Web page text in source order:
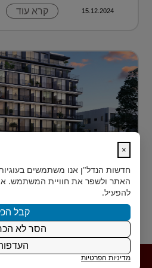
15.12.2024 קרא עוד
בלב הצפון-הישן של תל אביב,
SELECTED - מותג הי?...
15.12.2024 קרא עוד
פרטיות|
×
חדשות הנדל"ן אנו משתמשים
האתר ולשפר את חוויית המשתמש.
להפעיל.
קבל
הסר לא
מדיניות הפרטיות